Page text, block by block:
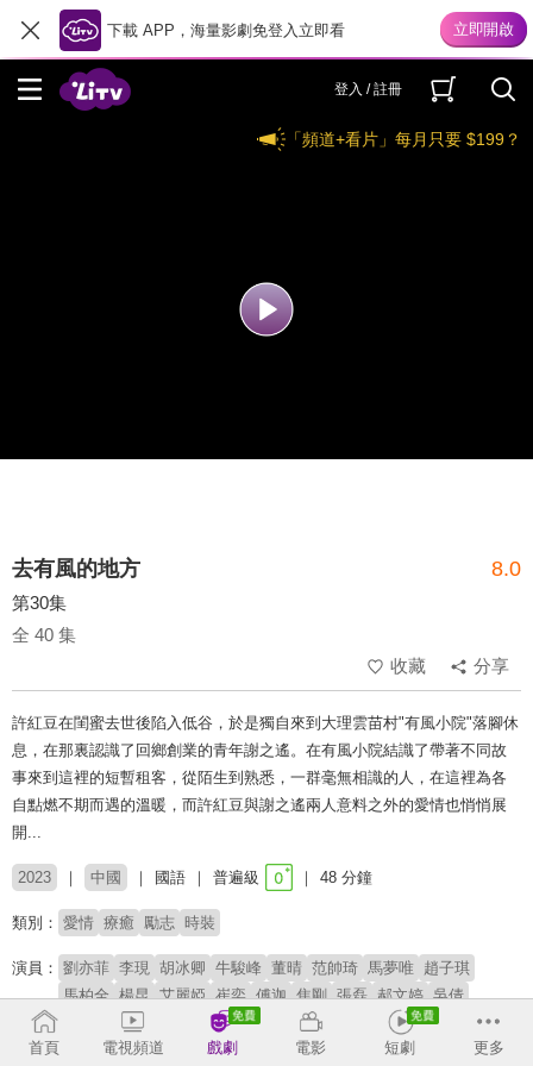
下載 APP，海量影劇免登入立即看
登入 / 註冊
「頻道+看片」每月只要 $199？
去有風的地方 8.0
第30集
全 40 集
收藏
分享
許紅豆在閨蜜去世後陷入低谷，於是獨自來到大理雲苗村"有風小院"落腳休
息，在那裏認識了回鄉創業的青年謝之遙。在有風小院結識了帶著不同故
事來到這裡的短暫租客，從陌生到熟悉，一群毫無相識的人，在這裡為各
自點燃不期而遇的溫暖，而許紅豆與謝之遙兩人意料之外的愛情也悄悄展
開...
2023 中國 國語 普遍級 48 分鐘
類別： 愛情 療癒 勵志 時裝
演員： 劉亦菲 李現 胡冰卿 牛駿峰 董晴 范帥琦 馬夢唯 趙子琪
馬柏全 楊昆 艾麗婭 崔奕 傅迦 焦剛 張磊 郝文婷 吳倩
導演： 丁梓光
首頁 電視頻道 戲劇 電影 短劇 更多